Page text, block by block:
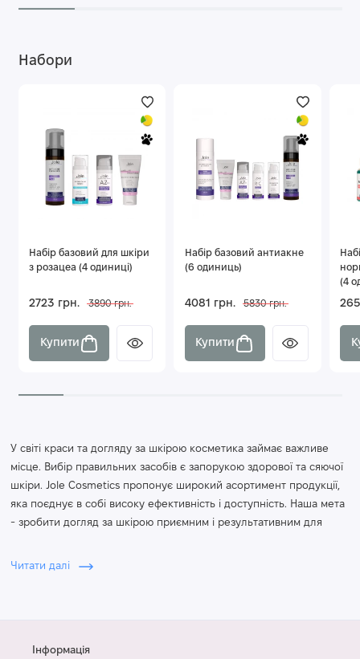
Набори
Набір базовий для шкіри
з розацеа (4 одиниці)
2723 грн. 3890 грн.
Купити
Набір базовий антиакне
(6 одиниць)
4081 грн. 5830 грн.
Купити
(4
У світі краси та догляду за шкірою косметика займає важливе
місце. Вибір правильних засобів є запорукою здорової та сяючої
шкіри. Jole Cosmetics пропонує широкий асортимент продукції,
яка поєднує в собі високу ефективність і доступність. Наша мета
- зробити догляд за шкірою приємним і результативним для
що гарантує високу якість та безпеку.
Читати далі
Інформація